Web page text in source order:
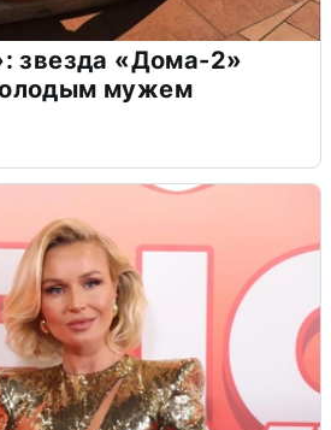
звезда «Дома-2»
мужем